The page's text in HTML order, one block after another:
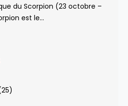
du Scorpion (23 octobre –
est le…